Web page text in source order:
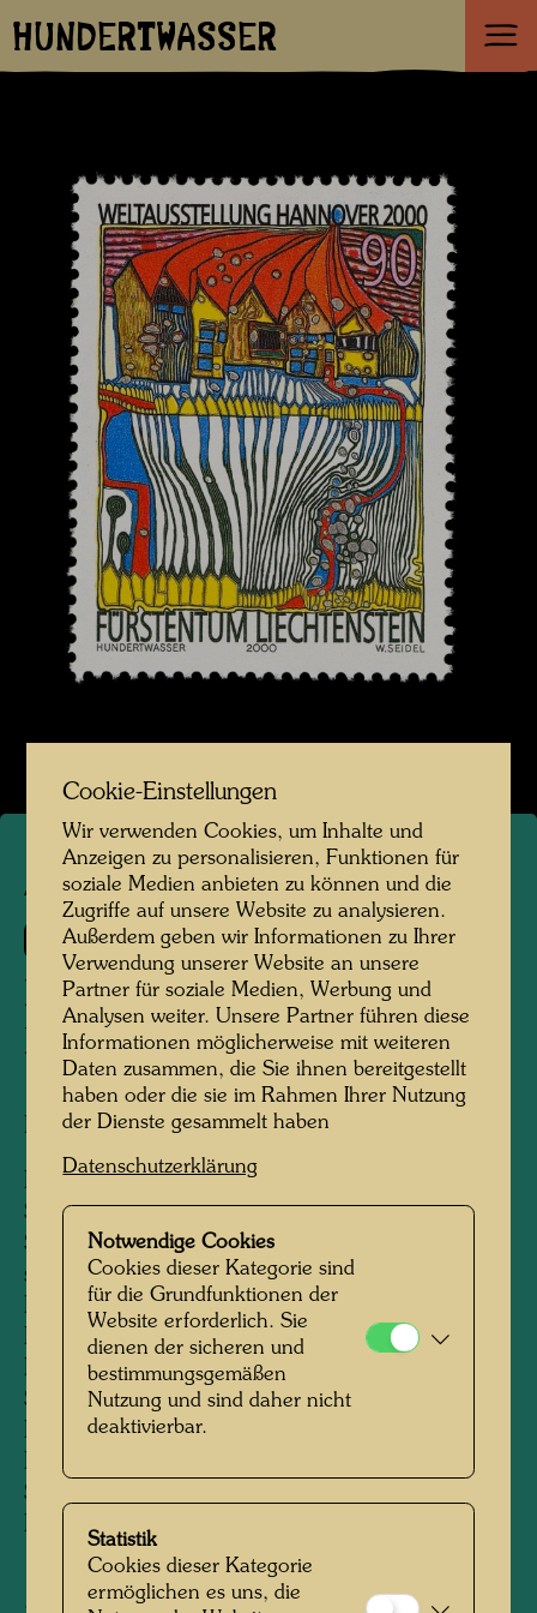
HUNDERTWASSER
APA 67
557 F
DO NOT WAIT HOUSES -
MOVE
Briefmarke
Face value: Rp. 90
Size: 38.5 x 29.6 mm (postage stamp)
Sheet composition: sheets of 20 postage
stamps
Paper: white postage stamp paper
Process: combination print
Photogravure in 5 colours
Steel engraving in 2 colours
Engraver: Wolfgang Seidel
Print: Österreichische Staatsdruckerei (Austrian
State Printing Office), Vienna
Date of first issue: May 9, 2000
Cookie-Einstellungen
Wir verwenden Cookies, um Inhalte und
Anzeigen zu personalisieren, Funktionen für
soziale Medien anbieten zu können und die
Zugriffe auf unsere Website zu analysieren.
Außerdem geben wir Informationen zu Ihrer
Verwendung unserer Website an unsere
Partner für soziale Medien, Werbung und
Analysen weiter. Unsere Partner führen diese
Informationen möglicherweise mit weiteren
Daten zusammen, die Sie ihnen bereitgestellt
haben oder die sie im Rahmen Ihrer Nutzung
der Dienste gesammelt haben
Datenschutzerklärung
Notwendige Cookies
Cookies dieser Kategorie sind
für die Grundfunktionen der
Website erforderlich. Sie
dienen der sicheren und
bestimmungsgemäßen
Nutzung und sind daher nicht
deaktivierbar.
Statistik
Cookies dieser Kategorie
ermöglichen es uns, die